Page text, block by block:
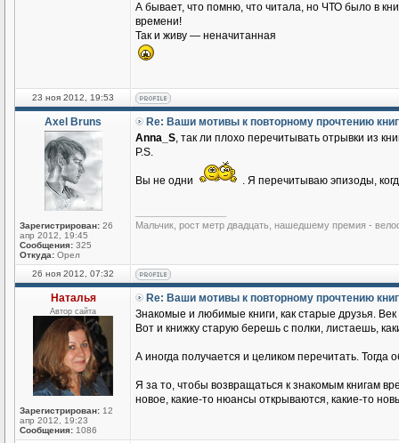
А бывает, что помню, что читала, но ЧТО было в
времени!
Так и живу — неначитанная
23 ноя 2012, 19:53
Axel Bruns
Зарегистрирован: 26
апр 2012, 19:45
Сообщения: 325
Откуда: Орел
Re: Ваши мотивы к повторному прочтению
Anna_S, так ли плохо перечитывать отрывки из
P.S.
Вы не одни . Я перечитываю эпизоды,
Мальчик, рост метр двадцать, нашедшему премия -
26 ноя 2012, 07:32
Наталья
Автор сайта
Зарегистрирован: 12
апр 2012, 19:23
Сообщения: 1086
Re: Ваши мотивы к повторному прочтению
Знакомые и любимые книги, как старые друзья.
Вот и книжку старую берешь с полки, листаешь,
А иногда получается и целиком перечитать. Тогда
Я за то, чтобы возвращаться к знакомым книгам
новое, какие-то нюансы открываются, какие-то